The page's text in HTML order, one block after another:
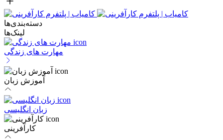
دسته‌بندی‌ها
لینک‌ها
مهارت های زندگی
آموزش زبان
زبان انگلیسی
کارآفرینی